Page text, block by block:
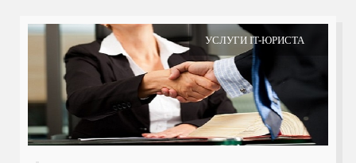
УСЛУГИ IT-ЮРИСТА